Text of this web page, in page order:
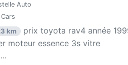
Auto
km
prix toyota rav4 année
moteur essence 3s vitre